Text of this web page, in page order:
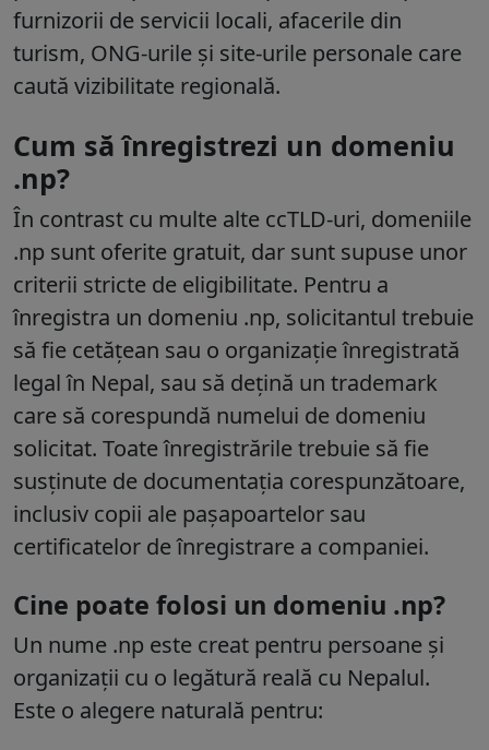
furnizorii de servicii locali, afacerile din
turism, ONG-urile și site-urile personale care
caută vizibilitate regională.
Cum să înregistrezi un domeniu
.np?
În contrast cu multe alte ccTLD-uri, domeniile
.np sunt oferite gratuit, dar sunt supuse unor
criterii stricte de eligibilitate. Pentru a
înregistra un domeniu .np, solicitantul trebuie
să fie cetățean sau o organizație înregistrată
legal în Nepal, sau să dețină un trademark
care să corespundă numelui de domeniu
solicitat. Toate înregistrările trebuie să fie
susținute de documentația corespunzătoare,
inclusiv copii ale pașapoartelor sau
certificatelor de înregistrare a companiei.
Cine poate folosi un domeniu .np?
Un nume .np este creat pentru persoane și
organizații cu o legătură reală cu Nepalul.
Este o alegere naturală pentru: